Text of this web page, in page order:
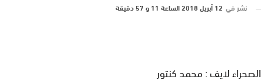
نشر في 12 أبريل 2018 الساعة 11 و 57 دقيقة
الصحراء لايف : محمد كنتور